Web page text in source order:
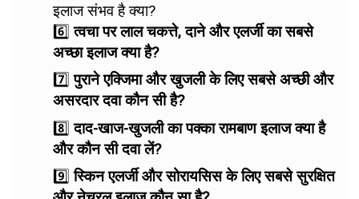
इलाज संभव है क्या?
6️⃣त्वचा पर लाल चकत्ते, दाने और एलर्जी का सबसे
अच्छा इलाज क्या है?
7️⃣पुराने एक्जिमा और खुजली के लिए सबसे अच्छी और
असरदार दवा कौन सी है?
8️⃣दाद-खाज-खुजली का पक्का रामबाण इलाज क्या है
और कौन सी दवा लें?
9️⃣स्किन एलर्जी और सोरायसिस के लिए सबसे सुरक्षित